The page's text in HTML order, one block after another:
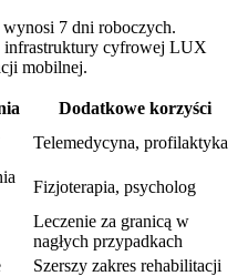
wynosi 7 dni roboczych.
infrastruktury cyfrowej LUX
mobilnej.
Dodatkowe korzyści
Telemedycyna, profilaktyka
Fizjoterapia, psycholog
Leczenie za granicą w
nagłych przypadkach
Szerszy zakres rehabilitacji